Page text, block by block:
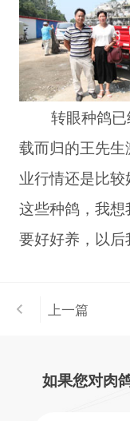
转眼种鸽已
载而归的王先
业行情还是比
这些种鸽，我
要好好养，以后
上一篇
如果您对肉